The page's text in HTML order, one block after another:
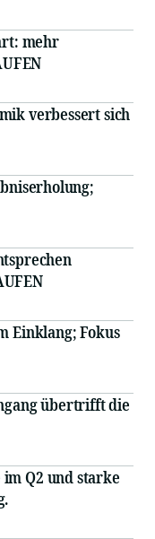
mehr
verbessert sich
Einklang; Fokus
übertrifft die
Q2 und starke